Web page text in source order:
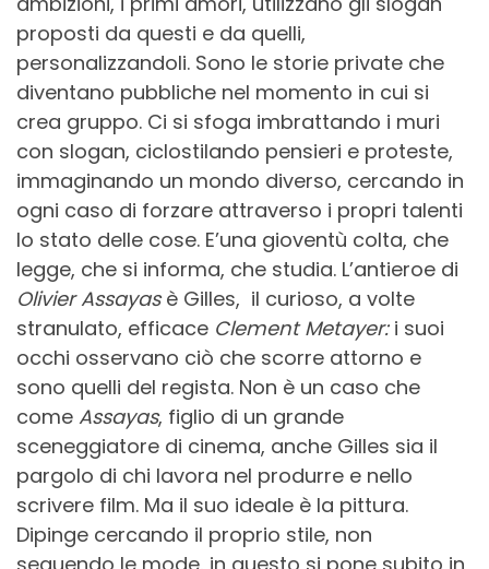
proposti da questi e da quelli,
personalizzandoli. Sono le storie private che
diventano pubbliche nel momento in cui si
crea gruppo. Ci si sfoga imbrattando i muri
con slogan, ciclostilando pensieri e proteste,
immaginando un mondo diverso, cercando in
ogni caso di forzare attraverso i propri talenti
lo stato delle cose. E’una gioventù colta, che
legge, che si informa, che studia. L’antieroe di
Olivier Assayasè Gilles, il curioso, a volte
stranulato, efficace Clement Metayer: i suoi
occhi osservano ciò che scorre attorno e
sono quelli del regista. Non è un caso che
come Assayas, figlio di un grande
sceneggiatore di cinema, anche Gilles sia il
pargolo di chi lavora nel produrre e nello
scrivere film. Ma il suo ideale è la pittura.
Dipinge cercando il proprio stile, non